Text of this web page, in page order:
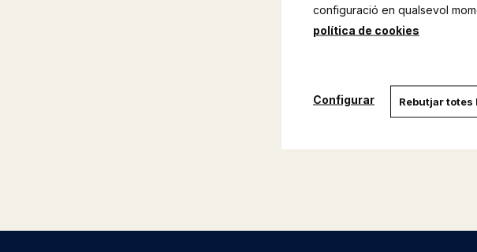
configuració en qualsevol
política de cookies
Configurar Rebutjar totes